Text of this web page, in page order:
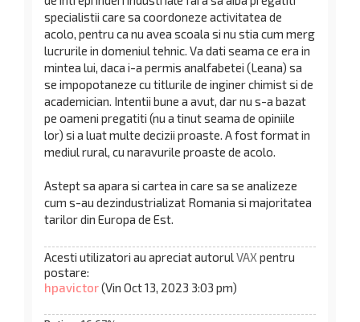
specialistii care sa coordoneze activitatea de
acolo, pentru ca nu avea scoala si nu stia cum merg
lucrurile in domeniul tehnic. Va dati seama ce era in
mintea lui, daca i-a permis analfabetei (Leana) sa
se impopotaneze cu titlurile de inginer chimist si de
academician. Intentii bune a avut, dar nu s-a bazat
pe oameni pregatiti (nu a tinut seama de opiniile
lor) si a luat multe decizii proaste. A fost format in
mediul rural, cu naravurile proaste de acolo.
Astept sa apara si cartea in care sa se analizeze
cum s-au dezindustrializat Romania si majoritatea
tarilor din Europa de Est.
Acesti utilizatori au apreciat autorulVAX pentru
postare:
hpavictor(Vin Oct 13, 2023 3:03 pm)